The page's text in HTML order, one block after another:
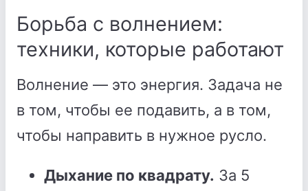
Борьба с волнением:
техники, которые работают
Волнение — это энергия. Задача не
в том, чтобы ее подавить, а в том,
чтобы направить в нужное русло.
Дыхание по квадрату. За 5